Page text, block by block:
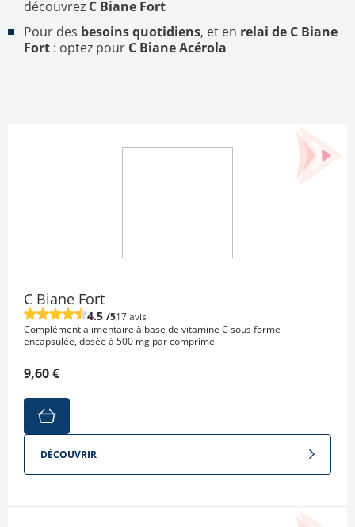
découvrez C Biane Fort
Pour des besoins quotidiens, et en relai de C Biane
Fort : optez pour C Biane Acérola
C Biane Fort
4.5 /517 avis
Complément alimentaire à base de vitamine C sous forme
encapsulée, dosée à 500 mg par comprimé
9,60 €
DÉCOUVRIR